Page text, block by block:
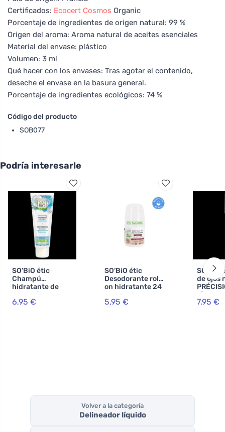
Certificados: Ecocert Cosmos Organic
Porcentaje de ingredientes de origen natural: 99 %
Origen del aroma: Aroma natural de aceites esenciales
Material del envase: plástico
Volumen: 3 ml
Qué hacer con los envases: Tras agotar el contenido,
deseche el envase en la basura general.
Porcentaje de ingredientes ecológicos: 74 %
Código del producto
SOB077
Podría interesarle
SO’BiO étic
Champú
hidratante de
coco y ácido
hialurónico BIO
6,95 €
SO’BiO étic
Desodorante roll-
on hidratante 24
burra -
5,95 €
SO’BiO
de ojos
g) 02
- realza
7,95 €
Volver a la categoría
Delineador líquido